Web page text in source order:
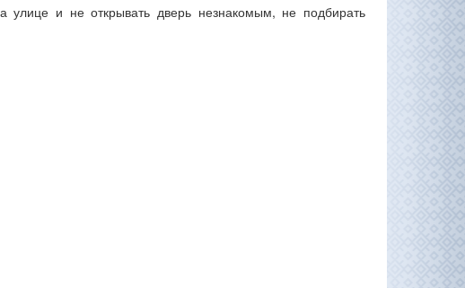
улице и не открывать дверь незнакомым, не подбирать